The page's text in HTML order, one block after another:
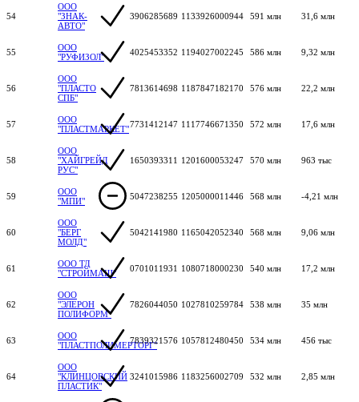
54
ООО
"ЗНАК-
АВТО"
3906285689 1133926000944 591 млн 31,6 млн
55
ООО
"РУФИЗОЛ"
4025453352 1194027002245 586 млн 9,32 млн
56
ООО
"ПЛАСТО
СПБ"
7813614698 1187847182170 576 млн 22,2 млн
57
ООО
"ПЛАСТМАРКЕТ"7731412147 1117746671350 572 млн 17,6 млн
58
ООО
"ХАЙГРЕЙД
РУС"
1650393311 1201600053247 570 млн 963 тыс
59
ООО
"МПИ"
5047238255 1205000011446 568 млн -4,21 млн
60
ООО
"БЕРГ
МОЛД"
5042141980 1165042052340 568 млн 9,06 млн
61
ООО ТД
"СТРОЙМАШ"
0701011931 1080718000230 540 млн 17,2 млн
62
ООО
"ЭЛЕРОН
ПОЛИФОРМ"
7826044050 1027810259784 538 млн 35 млн
63
ООО
"ПЛАСТПОЛИМЕРТОРГ"
7839321576 1057812480450 534 млн 456 тыс
64
ООО
"КЛИНЦОВСКИЙ
ПЛАСТИК"
3241015986 1183256002709 532 млн 2,85 млн